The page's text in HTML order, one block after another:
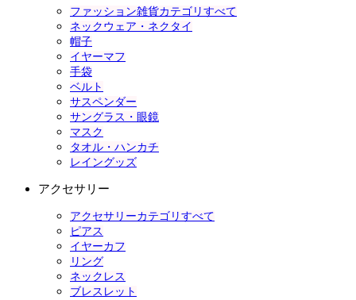
ファッション雑貨カテゴリすべて
ネックウェア・ネクタイ
帽子
イヤーマフ
手袋
ベルト
サスペンダー
サングラス・眼鏡
マスク
タオル・ハンカチ
レイングッズ
アクセサリー
アクセサリーカテゴリすべて
ピアス
イヤーカフ
リング
ネックレス
ブレスレット